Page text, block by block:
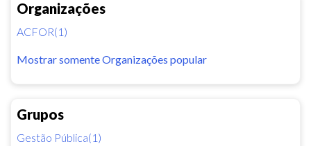
Organizações
ACFOR(1)
Mostrar somente Organizações popular
Grupos
Gestão Pública(1)